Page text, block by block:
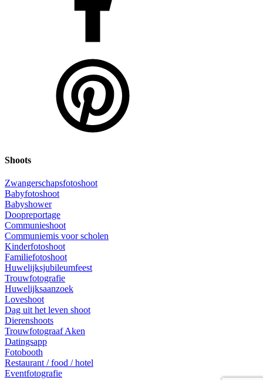
Shoots
Zwangerschapsfotoshoot
Babyfotoshoot
Babyshower
Doopreportage
Communieshoot
Communiemis voor scholen
Kinderfotoshoot
Familiefotoshoot
Huwelijksjubileumfeest
Trouwfotografie
Huwelijksaanzoek
Loveshoot
Dag uit het leven shoot
Dierenshoots
Trouwfotograaf Aken
Datingsapp
Fotobooth
Restaurant / food / hotel
Eventfotografie